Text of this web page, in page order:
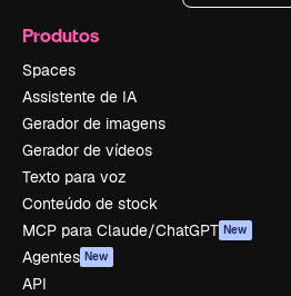
Produtos
Spaces
Assistente de IA
Gerador de imagens
Gerador de vídeos
Texto para voz
Conteúdo de stock
MCP para Claude/ChatGPT New
Agentes New
API